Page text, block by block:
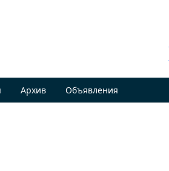
Архив Объявления